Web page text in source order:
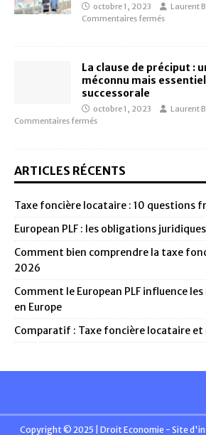
octobre 1, 2023
Laurent
Commentaires fermés
La clause de préciput :
méconnu mais
successorale
octobre 1, 2023
Laurent
Commentaires fermés
ARTICLES RÉCENTS
Taxe foncière locataire : 10 questions
European PLF : les obligations
Comment bien comprendre la taxe
2026
Comment le European PLF influence
en Europe
Comparatif : Taxe foncière locataire
Copyright © 2025 | Droit Economie - Site